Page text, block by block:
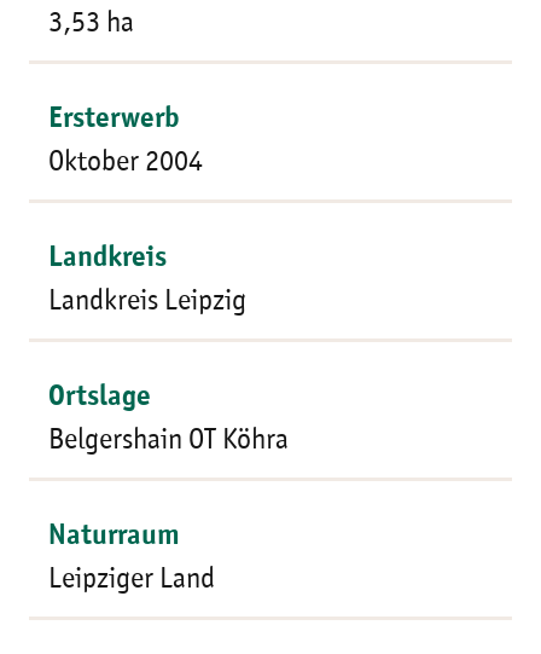
3,53 ha
Ersterwerb
Oktober 2004
Landkreis
Landkreis Leipzig
Ortslage
Belgershain OT Köhra
Naturraum
Leipziger Land